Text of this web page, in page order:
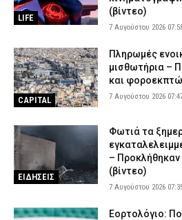
ΔΙΚΑΙΟΣΥΝΗ 6 Αυγούστου 2026 18:40
Υποστήριξαν ότι έπαθε
ΑΣΤΥΝΟΜΙΑ 6 Αυγούστου 2026 18:39
Τραγωδία στην Ελασσόνα: Άνδρας
χωράφι του
ΕΙΔΗΣΕΙΣ 6 Αυγούστου 2026 18:28
Χανιά: Θρίλερ με τον θάνατο της
Τμήμα πριν δηλωθεί αγνοούμενη
ΑΣΤΥΝΟΜΙΑ 6 Αυγούστου 2026 18:15
LIFE
(βίντεο)
7 Αυγούστου 2026
CAPITAL
Πληρωμές
μισθωτήρια –
και
7 Αυγούστου 2026
ΕΙΔΗΣΕΙΣ
Φωτιά τα
– Προκλήθηκαν
(βίντεο)
7 Αυγούστου 2026
Εορτολόγιο: